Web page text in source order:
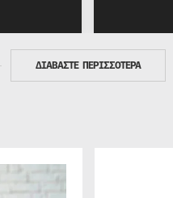
ΔΙΑΒΑΣΤΕ ΠΕΡΙΣΣΟΤΕΡΑ